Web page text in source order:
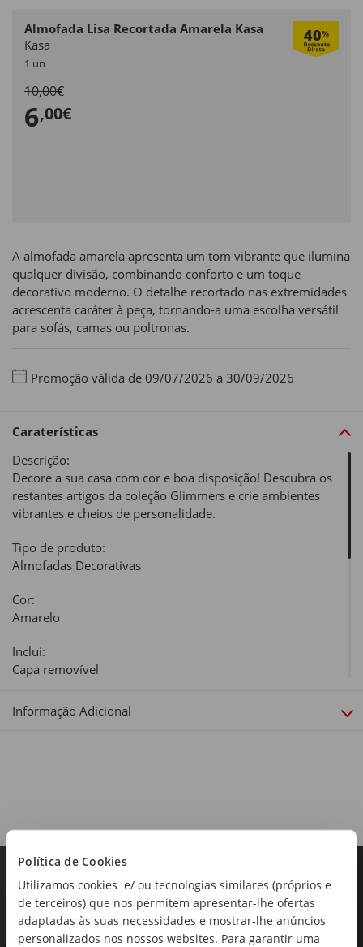
Política de Cookies
Utilizamos cookies e/ ou tecnologias similares (próprios e
de terceiros) que nos permitem apresentar-lhe ofertas
adaptadas às suas necessidades e mostrar-lhe anúncios
personalizados nos nossos websites. Para garantir uma
Almofada Lisa Recortada Amarela Kasa 40%
Kasa
1 un
10,00€
6,00€
A almofada amarela apresenta um tom vibrante que ilumina
qualquer divisão, combinando conforto e um toque
decorativo moderno. O detalhe recortado nas extremidades
acrescenta caráter à peça, tornando-a uma escolha versátil
para sofás, camas ou poltronas.
Promoção válida de 09/07/2026 a 30/09/2026
Caraterísticas
Descrição:
Decore a sua casa com cor e boa disposição! Descubra os
restantes artigos da coleção Glimmers e crie ambientes
vibrantes e cheios de personalidade.
Tipo de produto:
Almofadas Decorativas
Cor:
Amarelo
Inclui:
Capa removível
Material:
90% Algodão e 10% Linho (Capa); 100% Poliéster
Dimensões:
Linha:
Glimmers
Informação Adicional